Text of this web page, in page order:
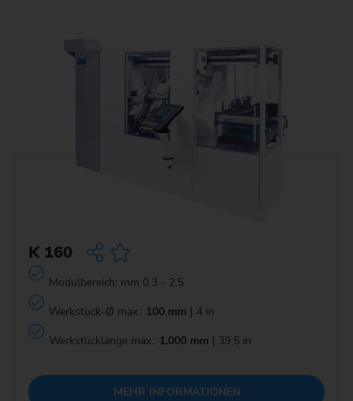
K 160
Modulbereich: mm 0.3 - 2.5
Werkstück-Ø max.: 100 mm | 4 in
Werkstücklänge max.: 1.000 mm | 39,5 in
MEHR INFORMATIONEN